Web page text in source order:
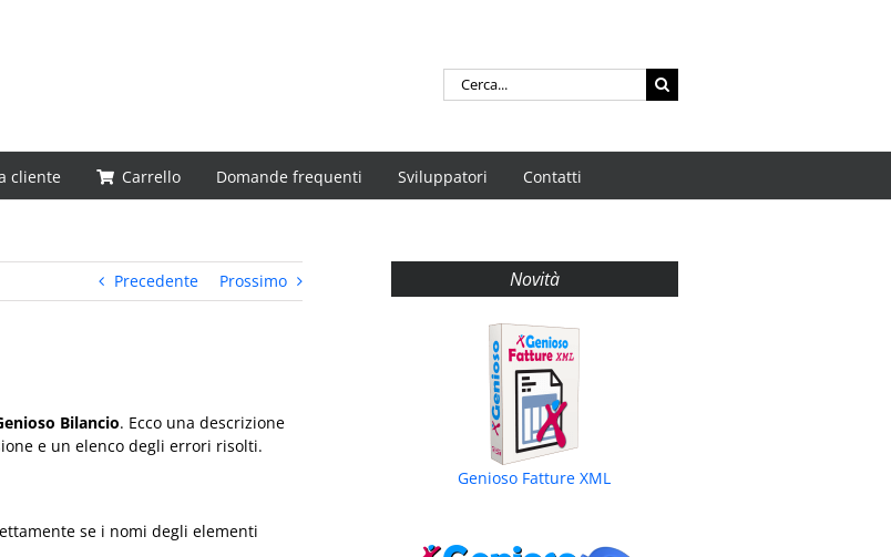
Cerca
per:
cliente Carrello Domande frequenti Sviluppatori Contatti
Precedente Prossimo
Bilancio. Ecco una descrizione
e un elenco degli errori risolti.
se i nomi degli elementi
Novità
Genioso Fatture XML